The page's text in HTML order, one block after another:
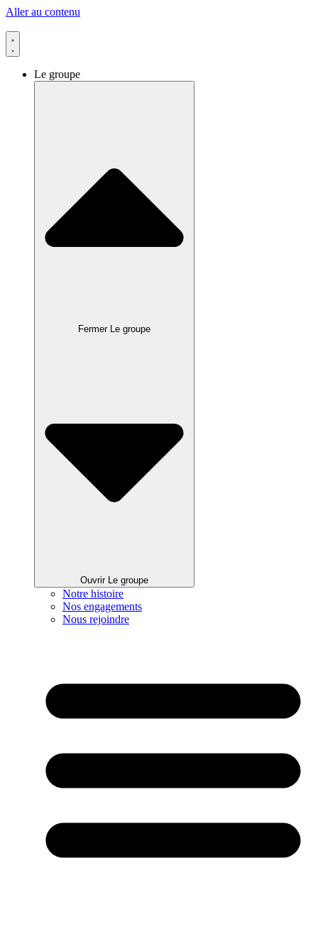
Aller au contenu
Le groupe
Fermer Le groupe
Ouvrir Le groupe
Notre histoire
Nos engagements
Nous rejoindre